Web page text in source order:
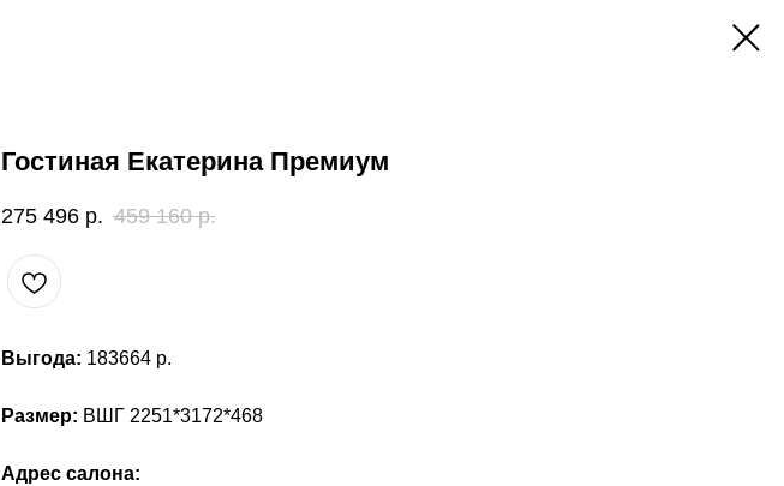
Гостиная Екатерина Премиум
275 496 р. 459 160 р.
Выгода: 183664 р.
Размер: ВШГ 2251*3172*468
Адрес салона: